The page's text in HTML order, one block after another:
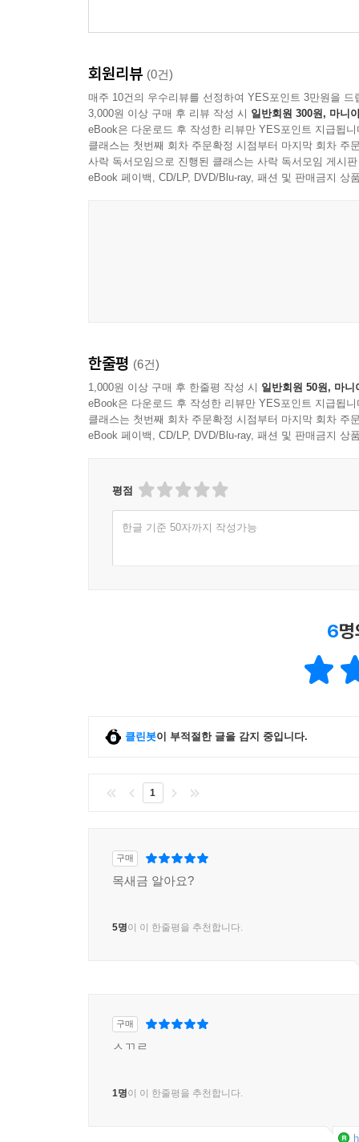
회원리뷰 (0건)
매주 10건의 우수리뷰를 선정하여 YES포인트 3만원을 드
3,000원 이상 구매 후 리뷰 작성 시 일반회원 300원, 마니
eBook은 다운로드 후 작성한 리뷰만 YES포인트 지급됩니
클래스는 첫번째 회차 주문확정 시점부터 마지막 회차 주
사락 독서모임으로 진행된 클래스는 사락 독서모임 게시
eBook 페이백, CD/LP, DVD/Blu-ray, 패션 및 판매금지 상
한줄평 (6건)
1,000원 이상 구매 후 한줄평 작성 시 일반회원 50원, 마니
eBook은 다운로드 후 작성한 리뷰만 YES포인트 지급됩니
클래스는 첫번째 회차 주문확정 시점부터 마지막 회차 주
eBook 페이백, CD/LP, DVD/Blu-ray, 패션 및 판매금지 상
평점
한글 기준 50자까지 작성가능
6
클린봇이 부적절한 글을 감지 중입니다.
1
구매
목새금 알아요?
5명이 이 한줄평을 추천합니다.
구매
ㅅㄲㄹ
1명이 이 한줄평을 추천합니다.